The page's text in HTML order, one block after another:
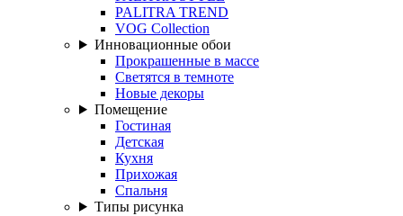
PALITRA TREND
VOG Collection
Инновационные обои
Прокрашенные в массе
Светятся в темноте
Новые декоры
Помещение
Гостиная
Детская
Кухня
Прихожая
Спальня
Типы рисунка